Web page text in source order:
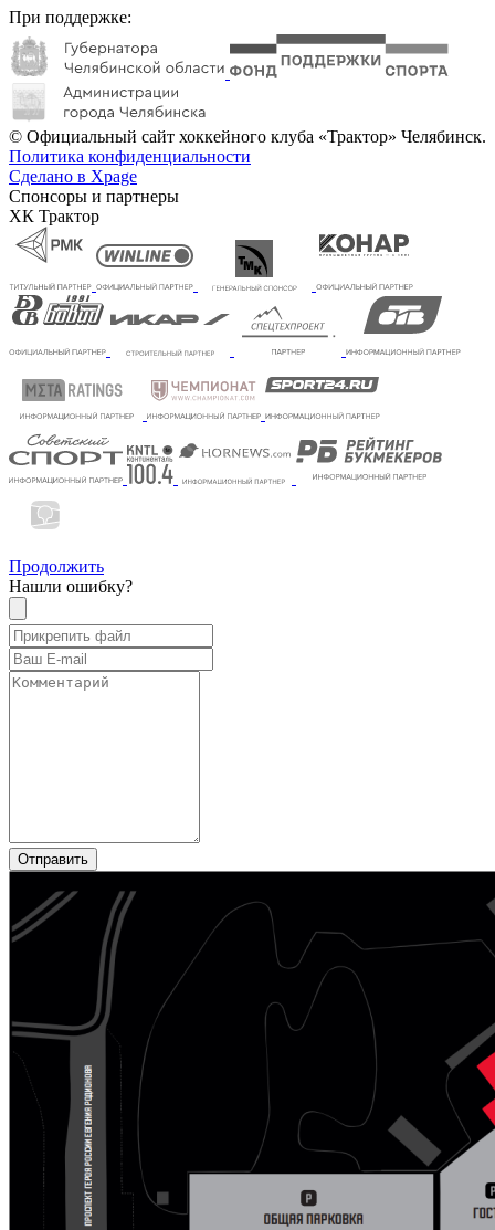
При поддержке:
© Официальный сайт хоккейного клуба «Трактор» Челябинск.
Политика конфиденциальности
Сделано в Xpage
Спонсоры и партнеры
ХК Трактор
Продолжить
Нашли ошибку?